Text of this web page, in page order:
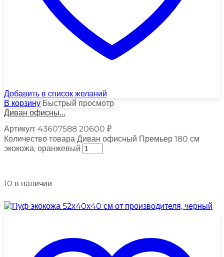
Добавить в список желаний
В корзину Быстрый просмотр
Диван офисны...
Артикул: 43607588 20600 ₽
Количество товара Диван офисный Премьер 180 см
экокожа, оранжевый
10 в наличии